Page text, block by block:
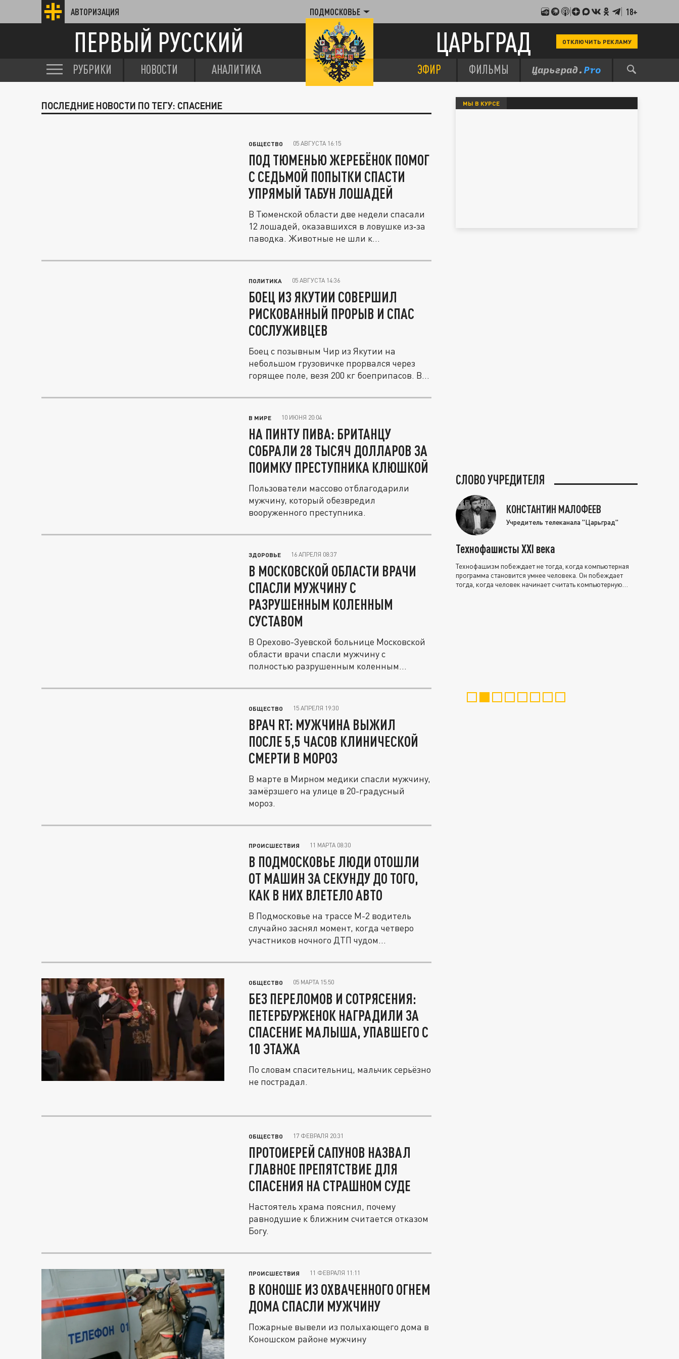
АВТОРИЗАЦИЯ ПОДМОСКОВЬЕ 18+
ПЕРВЫЙ РУССКИЙ ЦАРЬГРАД ОТКЛЮЧИТЬ РЕКЛАМУ
РУБРИКИ НОВОСТИ АНАЛИТИКА ЭФИР ФИЛЬМЫ
ПОСЛЕДНИЕ НОВОСТИ ПО ТЕГУ: СПАСЕНИЕ
ОБЩЕСТВО 05 АВГУСТА 16:15
ПОД ТЮМЕНЬЮ ЖЕРЕБЁНОК ПОМОГ
С СЕДЬМОЙ ПОПЫТКИ СПАСТИ
УПРЯМЫЙ ТАБУН ЛОШАДЕЙ
В Тюменской области две недели спасали
12 лошадей, оказавшихся в ловушке из‑за
паводка. Животные не шли к...
ПОЛИТИКА 05 АВГУСТА 14:36
БОЕЦ ИЗ ЯКУТИИ СОВЕРШИЛ
РИСКОВАННЫЙ ПРОРЫВ И СПАС
СОСЛУЖИВЦЕВ
Боец с позывным Чир из Якутии на
небольшом грузовичке прорвался через
горящее поле, везя 200 кг боеприпасов. В...
В МИРЕ 10 ИЮНЯ 20:04
НА ПИНТУ ПИВА: БРИТАНЦУ
СОБРАЛИ 28 ТЫСЯЧ ДОЛЛАРОВ ЗА
ПОИМКУ ПРЕСТУПНИКА КЛЮШКОЙ
Пользователи массово отблагодарили
мужчину, который обезвредил
вооруженного преступника.
ЗДОРОВЬЕ 16 АПРЕЛЯ 08:37
В МОСКОВСКОЙ ОБЛАСТИ ВРАЧИ
СПАСЛИ МУЖЧИНУ С
РАЗРУШЕННЫМ КОЛЕННЫМ
СУСТАВОМ
В Орехово-Зуевской больнице Московской
области врачи спасли мужчину с
полностью разрушенным коленным
ОБЩЕСТВО 15 АПРЕЛЯ 19:30
ВРАЧ RT: МУЖЧИНА ВЫЖИЛ
ПОСЛЕ 5,5 ЧАСОВ КЛИНИЧЕСКОЙ
СМЕРТИ В МОРОЗ
В марте в Мирном медики спасли мужчину,
замёрзшего на улице в 20-градусный
мороз.
ПРОИСШЕСТВИЯ 11 МАРТА 08:30
В ПОДМОСКОВЬЕ ЛЮДИ ОТОШЛИ
ОТ МАШИН ЗА СЕКУНДУ ДО ТОГО,
КАК В НИХ ВЛЕТЕЛО АВТО
В Подмосковье на трассе М-2 водитель
случайно заснял момент, когда четверо
участников ночного ДТП чудом...
ОБЩЕСТВО 05 МАРТА 15:50
БЕЗ ПЕРЕЛОМОВ И СОТРЯСЕНИЯ:
ПЕТЕРБУРЖЕНОК НАГРАДИЛИ ЗА
СПАСЕНИЕ МАЛЫША, УПАВШЕГО С
10 ЭТАЖА
По словам спасительниц, мальчик серьёзно
не пострадал.
ОБЩЕСТВО 17 ФЕВРАЛЯ 20:31
ПРОТОИЕРЕЙ САПУНОВ НАЗВАЛ
ГЛАВНОЕ ПРЕПЯТСТВИЕ ДЛЯ
СПАСЕНИЯ НА СТРАШНОМ СУДЕ
Настоятель храма пояснил, почему
равнодушие к ближним считается отказом
Богу.
ПРОИСШЕСТВИЯ 11 ФЕВРАЛЯ 11:11
В КОНОШЕ ИЗ ОХВАЧЕННОГО ОГНЕМ
ДОМА СПАСЛИ МУЖЧИНУ
Пожарные вывели из полыхающего дома в
Коношском районе мужчину
МЫ В КУРСЕ
СЛОВО УЧРЕДИТЕЛЯ
КОНСТАНТИН МАЛОФЕЕВ
Учредитель телеканала "Царьград"
Технофашисты XXI века
Технофашизм побеждает не тогда, когда компьютерная
программа становится умнее человека. Он побеждает
тогда, когда человек начинает считать компьютерную